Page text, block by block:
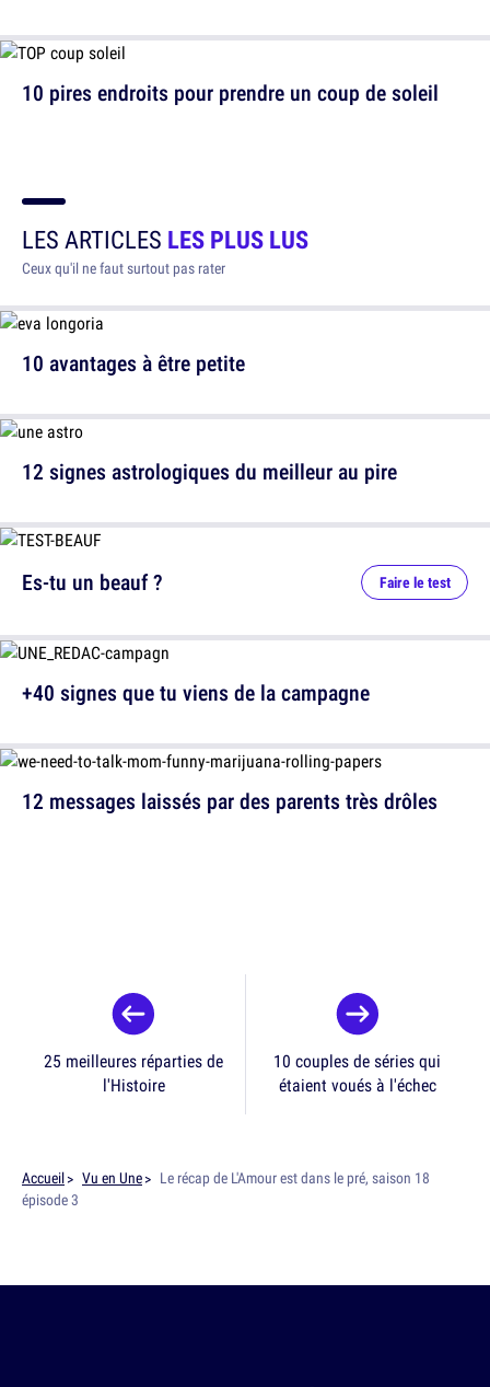
10 pires endroits pour prendre un coup de soleil
LES ARTICLES LES PLUS LUS
Ceux qu'il ne faut surtout pas rater
10 avantages à être petite
12 signes astrologiques du meilleur au pire
12 messages laissés par des parents très drôles
Es-tu un beauf ? Faire le test
+40 signes que tu viens de la campagne
25 meilleures réparties de
l'Histoire
10 couples de séries qui
étaient voués à l'échec
Accueil Vu en Une
Le récap de L'Amour est dans le pré, saison 18
épisode 3